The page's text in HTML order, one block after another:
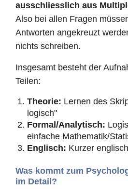
ausschliesslich aus
Also bei allen Fragen
Antworten angekreuzt
nichts schreiben.
Insgesamt besteht der
Teilen:
Theorie: Lernen des
logisch"
Formal/Analytisch:
einfache Mathematik/
Englisch: Kurzer
Was kommt zum
im Detail?